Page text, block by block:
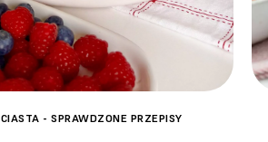
CIASTA - SPRAWDZONE PRZEPISY